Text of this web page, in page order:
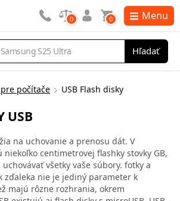
Hľadať
0 0 Menu
počítače USB Flash disky
USB
na uchovanie a prenosu dát. V
centimetrovej flashky stovky GB,
všetky vaše súbory. fotky a
zďaleka nie je jediný parameter k
majú rôzne rozhrania, okrem